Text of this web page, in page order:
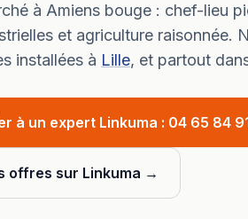
à Amiens bouge : chef-lieu
et agriculture raisonnée.
installées à Lille, et partout
à un expert Linkuma : 04 65 84
offres sur Linkuma →